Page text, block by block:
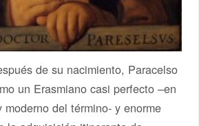
de su nacimiento, Paracelso
un Erasmiano casi perfecto –en
del término- y enorme